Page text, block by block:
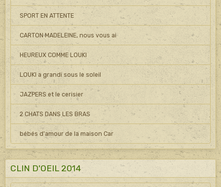
SPORT EN ATTENTE
CARTON MADELEINE, nous vous ai
HEUREUX COMME LOUKI
LOUKI a grandi sous le soleil
JAZPERS et le cerisier
2 CHATS DANS LES BRAS
bébés d'amour de la maison Car
CLIN D'OEIL 2014